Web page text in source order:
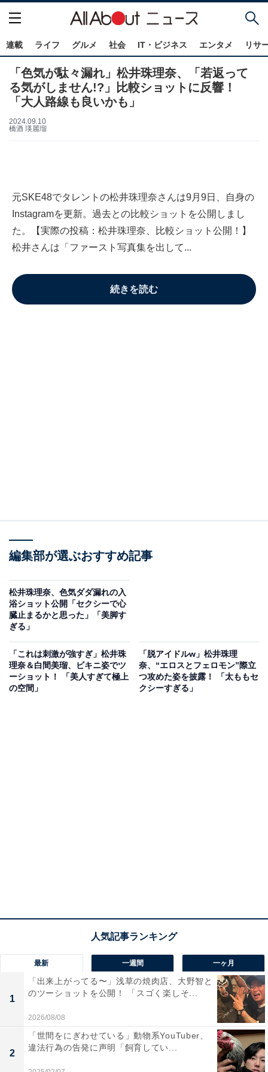
連載 ライフ グルメ 社会 IT・ビジネス エンタメ リサ
「色気が駄々漏れ」松井珠理奈、「若返って
る気がしません!?」比較ショットに反響！
「大人路線も良いかも」
2024.09.10
橋酒 瑛麗瑠
元SKE48でタレントの松井珠理奈さんは9月9日、自身の
Instagramを更新。過去との比較ショットを公開しまし
た。【実際の投稿：松井珠理奈、比較ショット公開！】
松井さんは「ファースト写真集を出して...
続きを読む
編集部が選ぶおすすめ記事
松井珠理奈、色気ダダ漏れの入
浴ショット公開「セクシーで心
臓止まるかと思った」「美脚す
ぎる」
「⁡これは刺激が強すぎ」松井珠
理奈＆白間美瑠、ビキニ姿でツ
ーショット！ 「美人すぎて極上
の空間」
「脱アイドルw」松井珠理
奈、“エロスとフェロモン”際立
つ攻めた姿を披露！ 「太ももセ
クシーすぎる」
最新 一週間 一ヶ月
1
「出来上がってる〜」浅草の焼肉店、大野智と
のツーショットを公開！ 「スゴく楽しそ...
2026/08/08
2
「世間をにぎわせている」動物系YouTuber、
違法行為の告発に声明「飼育してい...